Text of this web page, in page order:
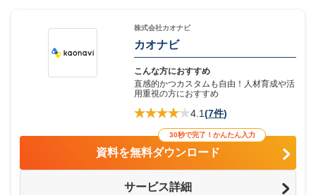
株式会社カオナビ
カオナビ
こんな方におすすめ
直感的かつカスタムも自由！人材育成や活
用重視の方におすすめ
4.1(7件)
サービス詳細
30秒で完了！かんたん入力
資料を無料ダウンロード